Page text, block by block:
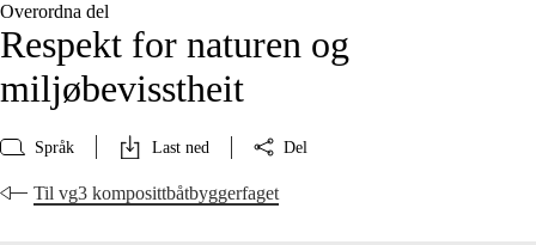
Overordna del
Respekt for naturen og
miljøbevisstheit
Språk Last ned Del
Til vg3 komposittbåtbyggerfaget